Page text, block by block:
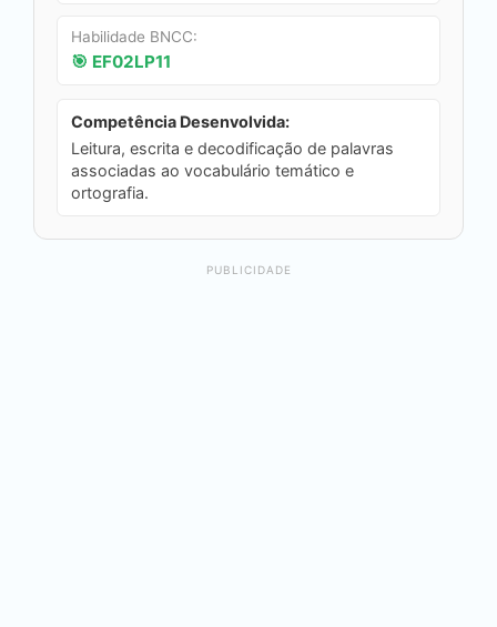
Habilidade BNCC:
🎯 EF02LP11
Competência Desenvolvida:
Leitura, escrita e decodificação de palavras
associadas ao vocabulário temático e
ortografia.
PUBLICIDADE